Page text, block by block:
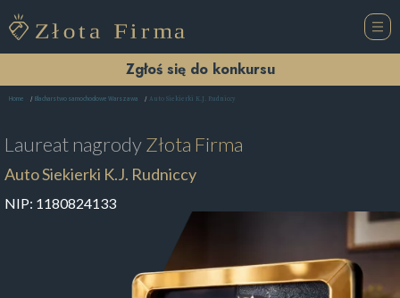
Zgłoś się do konkursu
Home Blacharstwo samochodowe Warszawa Auto Siekierki K.J. Rudniccy
Laureat nagrodyZłota Firma
Auto Siekierki K.J. Rudniccy
NIP: 1180824133